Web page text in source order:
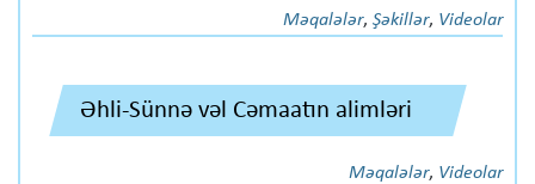
Məqalələr, Şəkillər, Videolar
Əhli-Sünnə vəl Cəmaatın alimləri
Məqalələr, Videolar